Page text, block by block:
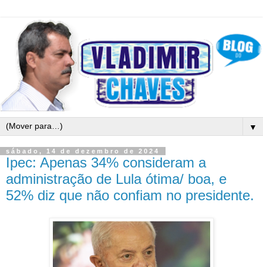
▼
sábado, 14 de dezembro de 2024
Ipec: Apenas 34% consideram a
administração de Lula ótima/ boa, e
52% diz que não confiam no presidente.